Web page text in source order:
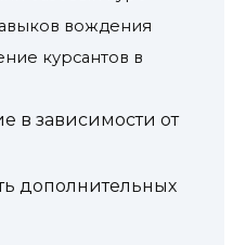
вождения
курсантов в
в зависимости от
дополнительных